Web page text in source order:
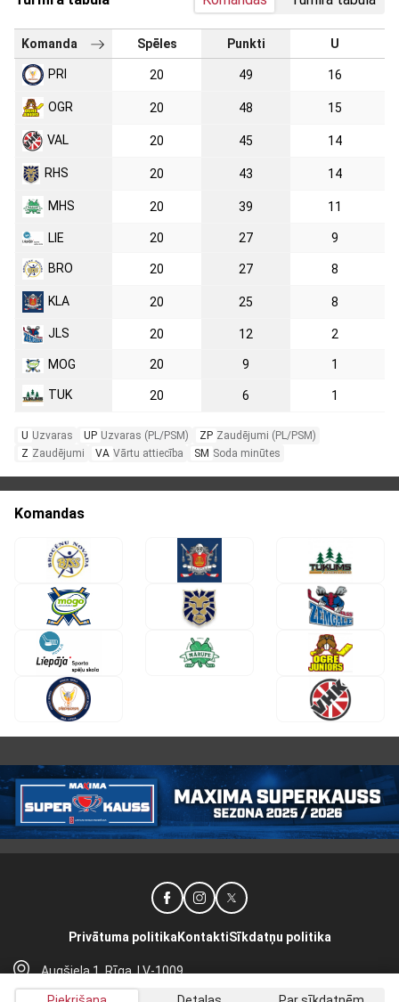
Komanda Spēles Punkti U
PRI 20 49 16
OGR 20 48 15
VAL 20 45 14
RHS 20 43 14
MHS 20 39 11
LIE 20 27 9
BRO 20 27 8
KLA 20 25 8
JLS 20 12 2
MOG 20 9 1
TUK 20 6 1
U Uzvaras UP Uzvaras (PL/PSM) ZP Zaudējumi (PL/PSM)
Z Zaudējumi VA Vārtu attiecība SM Soda minūtes
Komandas
Augšiela 1, Rīga, LV-1009
lhf@lhf.lv
Privātuma politika KontaktiSīkdatņu politika